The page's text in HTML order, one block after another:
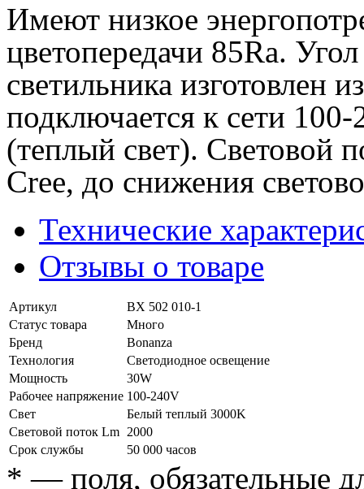
Имеют низкое
цветопередачи 85Ra.
светильника изготовлен
подключается к сети
(теплый свет). Световой
Cree, до снижения
Технические
Отзывы о товаре
Артикул
BX 502 010-1
Статус товара
Много
Бренд
Bonanza
Технология
Светодиодное освещение
Мощность
30W
Рабочее напряжение 100-240V
Свет
Белый теплый 3000K
Световой поток Lm 2000
Срок службы
50 000 часов
* — поля, обязательные